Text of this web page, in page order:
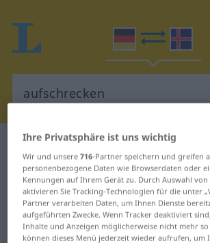
Deutsch-Isländisch Wörterbuch
Deutsch-Isländisch
für "aufschrecken"
"aufschrecken"
Ihre Privatsphäre ist uns wichtig
Wir und unsere716-Partner speichern und greifen
personenbezogene Daten wie Browserdaten oder
Kennungen auf Ihrem Gerät zu. Durch Auswahl von
aktivieren Sie Tracking-Technologien für die unter
Partner verarbeiten Daten, um Ihnen Dienste
aufgeführten Zwecke. Wenn Tracker deaktiviert
Inhalte und Anzeigen möglicherweise nicht mehr
können dieses Menü jederzeit wieder aufrufen, um